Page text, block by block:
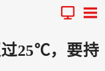
25℃，要持